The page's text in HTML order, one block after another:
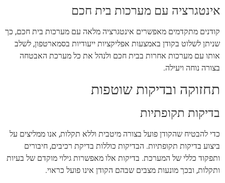
אינטגרציה עם מערכות בית חכם
קודנים מתקדמים מאפשרים אינטגרציה מלאה עם מערכות בית חכם, כך
שניתן לשלוט בקודן באמצעות אפליקציות ייעודיות בסמארטפון, לשלב
אותו עם מערכות אחרות בבית חכם ולנהל את כל מערכת האבטחה
בצורה נוחה ויעילה.
תחזוקה ובדיקות שוטפות
בדיקות תקופתיות
כדי להבטיח שהקודן פועל בצורה מיטבית וללא תקלות, אנו ממליצים על
ביצוע בדיקות תקופתיות. הבדיקות כוללות בדיקת רכיבים, חיבורים
ותפקוד כללי של המערכת. בדיקות אלו מאפשרות גילוי מוקדם של בעיות
ותקלות, ובכך מונעות מצבים שבהם הקודן אינו פועל כראוי.